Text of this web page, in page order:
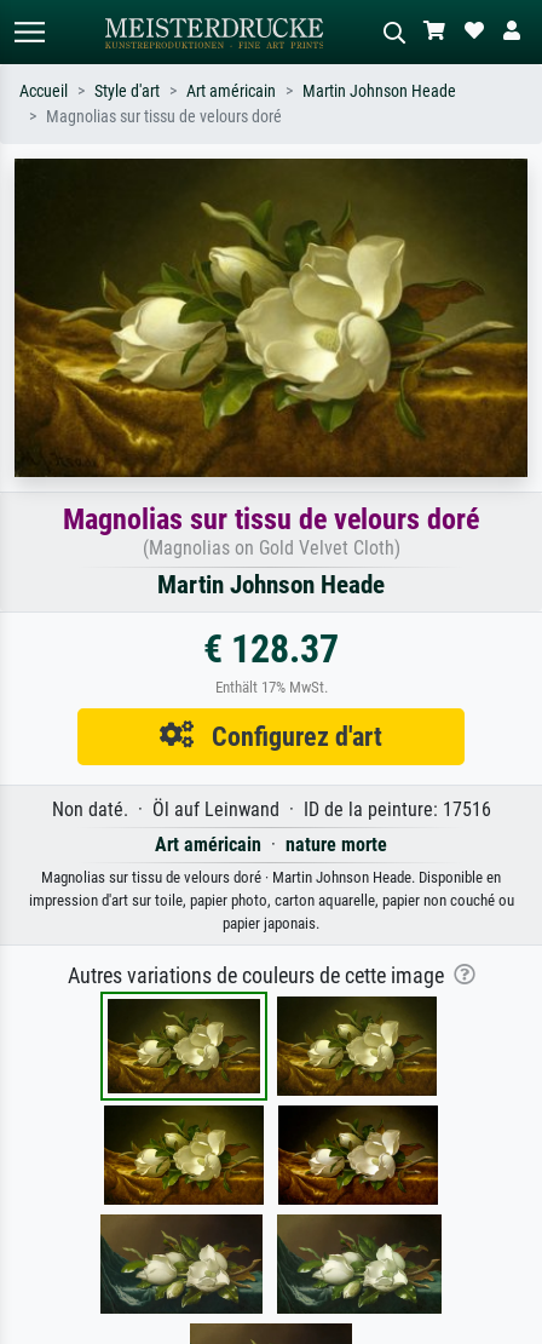
ex. Monet, Nuit étoilée,
impressionnisme, vague de Hokusai,
tableau sombre, nu debout près d'un
arbre.
Accueil Style d'art Art américain
Martin Johnson Heade
Magnolias sur tissu de velours doré
Magnolias sur tissu de velours doré
(Magnolias on Gold Velvet Cloth)
Martin Johnson Heade
€ 128.37
Enthält 17% MwSt.
Configurez d'art
Non daté. · Öl auf Leinwand · ID de la peinture: 17516
Art américain · nature morte
Magnolias sur tissu de velours doré · Martin Johnson Heade. Disponible en
impression d'art sur toile, papier photo, carton aquarelle, papier non couché ou
papier japonais.
Autres variations de couleurs de cette image